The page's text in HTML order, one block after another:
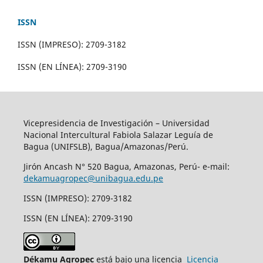
ISSN
ISSN (IMPRESO): 2709-3182
ISSN (EN LÍNEA): 2709-3190
Vicepresidencia de Investigación – Universidad
Nacional Intercultural Fabiola Salazar Leguía de
Bagua (UNIFSLB), Bagua/Amazonas/Perú.
Jirón Ancash N° 520 Bagua, Amazonas, Perú- e-mail:
dekamuagropec@unibagua.edu.pe
ISSN (IMPRESO): 2709-3182
ISSN (EN LÍNEA): 2709-3190
Dékamu Agropecestá bajo una licencia Licencia